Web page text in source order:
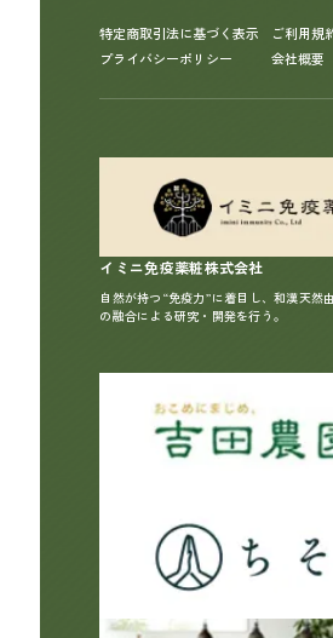
特定商取引法に基づく表示
プライバシーポリシー
ご利用規
会社概要
イミニ免疫薬粧株式会社
自然が持つ“免疫力”に着目し、和漢天然
の融合による研究・開発を行う。